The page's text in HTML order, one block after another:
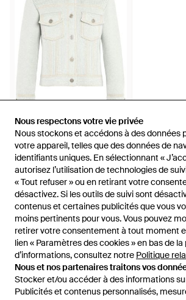
Nous respectons votre vie privée
Nous stockons et accédons à des données
votre appareil, telles que des données de
identifiants uniques. En sélectionnant «
autorisez l’utilisation de technologies de
« Tout refuser » ou en retirant votre
désactivez. Si les outils de suivi sont
contenus et certaines publicités que vous
moins pertinents pour vous. Vous pouvez
retirer votre consentement à tout moment
lien « Paramètres des cookies » en bas de la
d’informations, consultez notre Politique
Nous et nos partenaires traitons vos
Stocker et/ou accéder à des informations
Publicités et contenus personnalisés,
Nous respectons votre vie privée
Nous stockons et accédons à des données
votre appareil, telles que des données de
identifiants uniques. En sélectionnant «
autorisez l’utilisation de technologies de
« Tout refuser » ou en retirant votre
désactivez. Si les outils de suivi sont
contenus et certaines publicités que vous
moins pertinents pour vous. Vous pouvez
retirer votre consentement à tout moment
lien « Paramètres des cookies » en bas de la
d’informations, consultez notre Politique
Nous et nos partenaires traitons vos
Stocker et/ou accéder à des informations
Publicités et contenus personnalisés,
1 194 €
Barrie
Veste À Design Côtelé - Blanc
De FARFETCH
ÉPUISÉ